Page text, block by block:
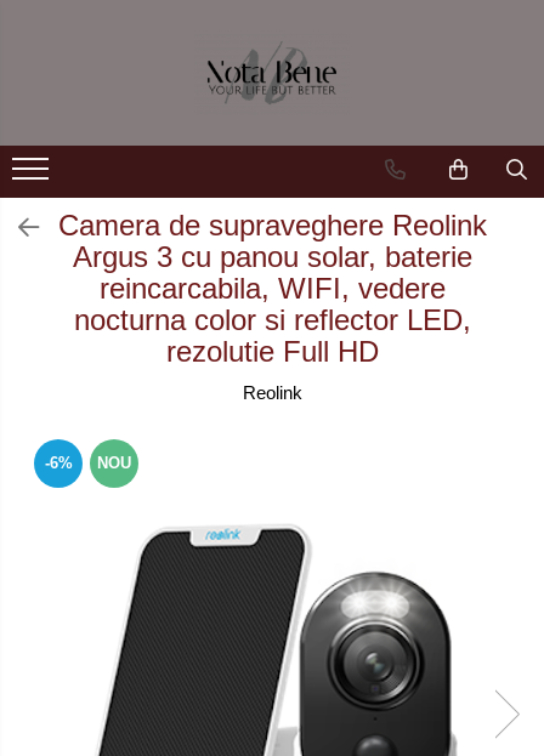
Camera de supraveghere
Conexiune Wi-Fi
Conexiune PoE
Cu baterie
Cu panou solar
Sonerie inteligentă
Unelte si aparate de masura
Telemetre
Teodolite
Accesorii
Sisteme de control al mașinilor
Camera de supraveghere Reolink
Argus 3 cu panou solar, baterie
reincarcabila, WIFI, vedere
nocturna color si reflector LED,
rezolutie Full HD
Reolink
-6% NOU